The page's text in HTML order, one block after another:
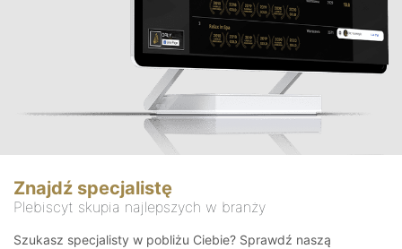
Znajdź specjalistę
Plebiscyt skupia najlepszych w branży
Szukasz specjalisty w pobliżu Ciebie? Sprawdź naszą